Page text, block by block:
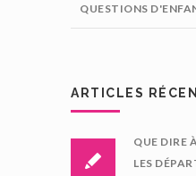
QUESTIONS
ARTICLES
QUE DIRE
LES